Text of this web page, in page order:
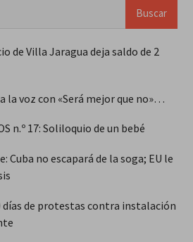
de Villa Jaragua deja saldo de 2
la voz con «Será mejor que no»…
n.º 17: Soliloquio de un bebé
Cuba no escapará de la soga; EU le
días de protestas contra instalación